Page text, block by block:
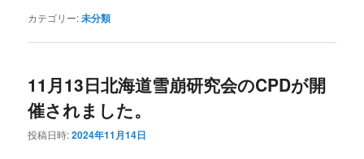
カテゴリー:未分類
11月13日北海道雪崩研究会のCPDが開
催されました。
投稿日時:2024年11月14日